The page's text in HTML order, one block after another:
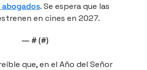
. Se espera que las
en cines en 2027.
— # (#)
que, en el Año del Señor